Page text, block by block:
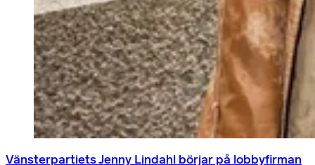
Vänsterpartiets Jenny Lindahl börjar på lobbyfirman